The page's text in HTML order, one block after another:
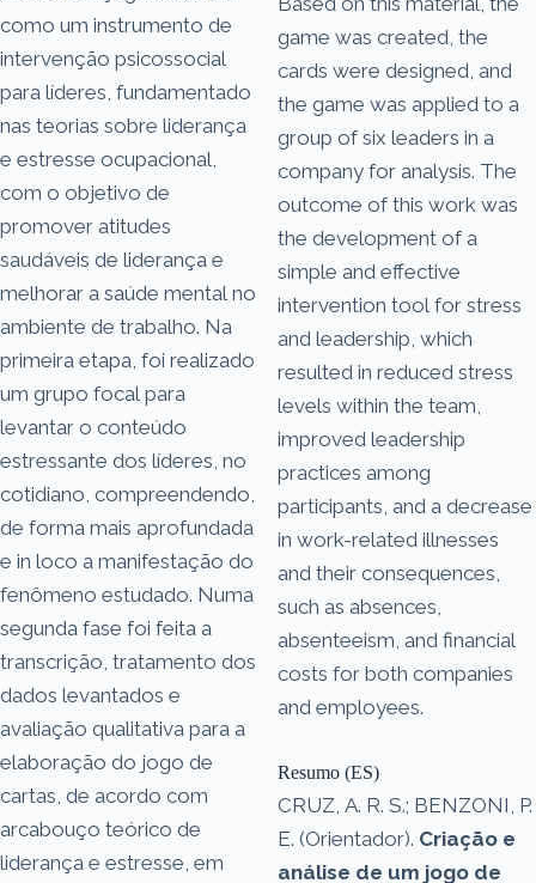
como um instrumento de
intervenção psicossocial
para líderes, fundamentado
nas teorias sobre liderança
e estresse ocupacional,
com o objetivo de
promover atitudes
saudáveis de liderança e
melhorar a saúde mental no
ambiente de trabalho. Na
primeira etapa, foi realizado
um grupo focal para
levantar o conteúdo
estressante dos líderes, no
cotidiano, compreendendo,
de forma mais aprofundada
e in loco a manifestação do
fenômeno estudado. Numa
segunda fase foi feita a
transcrição, tratamento dos
dados levantados e
avaliação qualitativa para a
elaboração do jogo de
cartas, de acordo com
arcabouço teórico de
liderança e estresse, em
game was created, the
cards were designed, and
the game was applied to a
group of six leaders in a
company for analysis. The
outcome of this work was
the development of a
simple and effective
intervention tool for stress
and leadership, which
resulted in reduced stress
levels within the team,
improved leadership
practices among
participants, and a decrease
in work-related illnesses
and their consequences,
such as absences,
absenteeism, and financial
costs for both companies
and employees.
Resumo (ES)
CRUZ, A. R. S.; BENZONI, P.
E. (Orientador). Criação e
análise de um jogo de